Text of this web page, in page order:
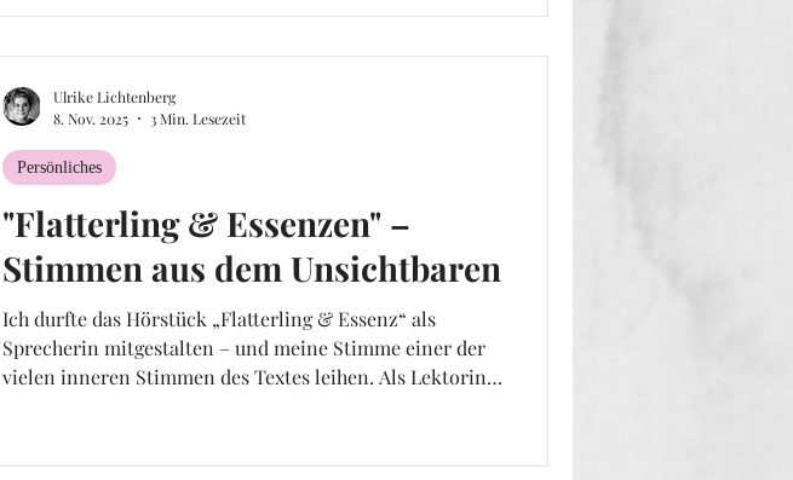
miteinander planen, leben und Neues erschaffen.
"Flatterling & Essenzen" –
Stimmen aus dem Unsichtbaren
Ich durfte das Hörstück „Flatterling & Essenz“ als
Sprecherin mitgestalten – und meine Stimme einer der
vielen inneren Stimmen des Textes leihen. Als Lektorin
wurde mir noch einmal klar, wie anders Worte klingen,
Persönliches
Ulrike Lichtenberg
8. Nov. 2025
3 Min. Lesezeit